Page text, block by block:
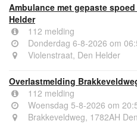
Ambulance met gepaste
Helder
112 melding
Donderdag 6-8-2026 om
Violenstraat, Den Helder
Overlastmelding
112 melding
Woensdag 5-8-2026 om
Brakkeveldweg, 1782AH